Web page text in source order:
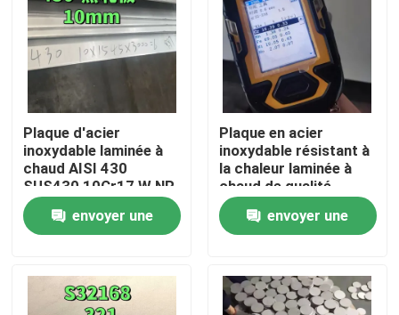
À la maison
Plaque d'acier
inoxydable laminée à
chaud AISI 430
SUS430 10Cr17 W.NR
1.4016 Surface NO.1
10*1500*6000
envoyer une
Plaque en acier
inoxydable résistant à
la chaleur laminée à
chaud de qualité
253MA / S30815 avec
surface de décapage
envoyer une